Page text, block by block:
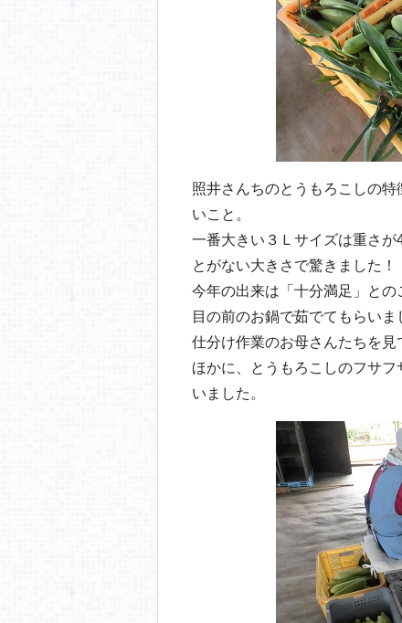
照井さんちのとうもろこしの
いこと。
一番大きい３Ｌサイズは重さ
とがない大きさで驚きました！
今年の出来は「十分満足」との
目の前のお鍋で茹でてもらいま
仕分け作業のお母さんたちを
ほかに、とうもろこしのフサ
いました。